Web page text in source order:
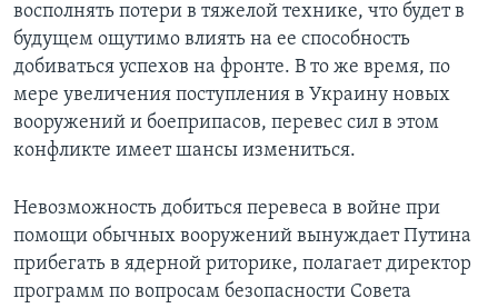
восполнять потери в тяжелой технике, что будет в
будущем ощутимо влиять на ее способность
добиваться успехов на фронте. В то же время, по
мере увеличения поступления в Украину новых
вооружений и боеприпасов, перевес сил в этом
конфликте имеет шансы измениться.
Невозможность добиться перевеса в войне при
помощи обычных вооружений вынуждает Путина
прибегать в ядерной риторике, полагает директор
программ по вопросам безопасности Совета